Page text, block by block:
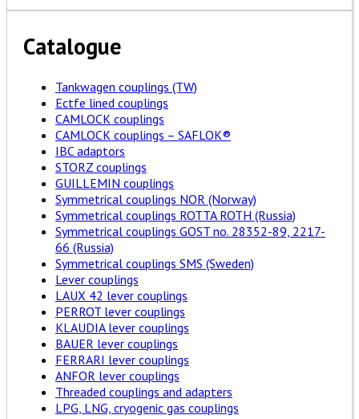
Catalogue
Tankwagen couplings (TW)
Ectfe lined couplings
CAMLOCK couplings
CAMLOCK couplings – SAFLOK®
IBC adaptors
STORZ couplings
GUILLEMIN couplings
Symmetrical couplings NOR (Norway)
Symmetrical couplings ROTTA ROTH (Russia)
Symmetrical couplings GOST no. 28352-89, 2217-
66 (Russia)
Symmetrical couplings SMS (Sweden)
Lever couplings
LAUX 42 lever couplings
PERROT lever couplings
KLAUDIA lever couplings
BAUER lever couplings
FERRARI lever couplings
ANFOR lever couplings
Threaded couplings and adapters
LPG, LNG, cryogenic gas couplings